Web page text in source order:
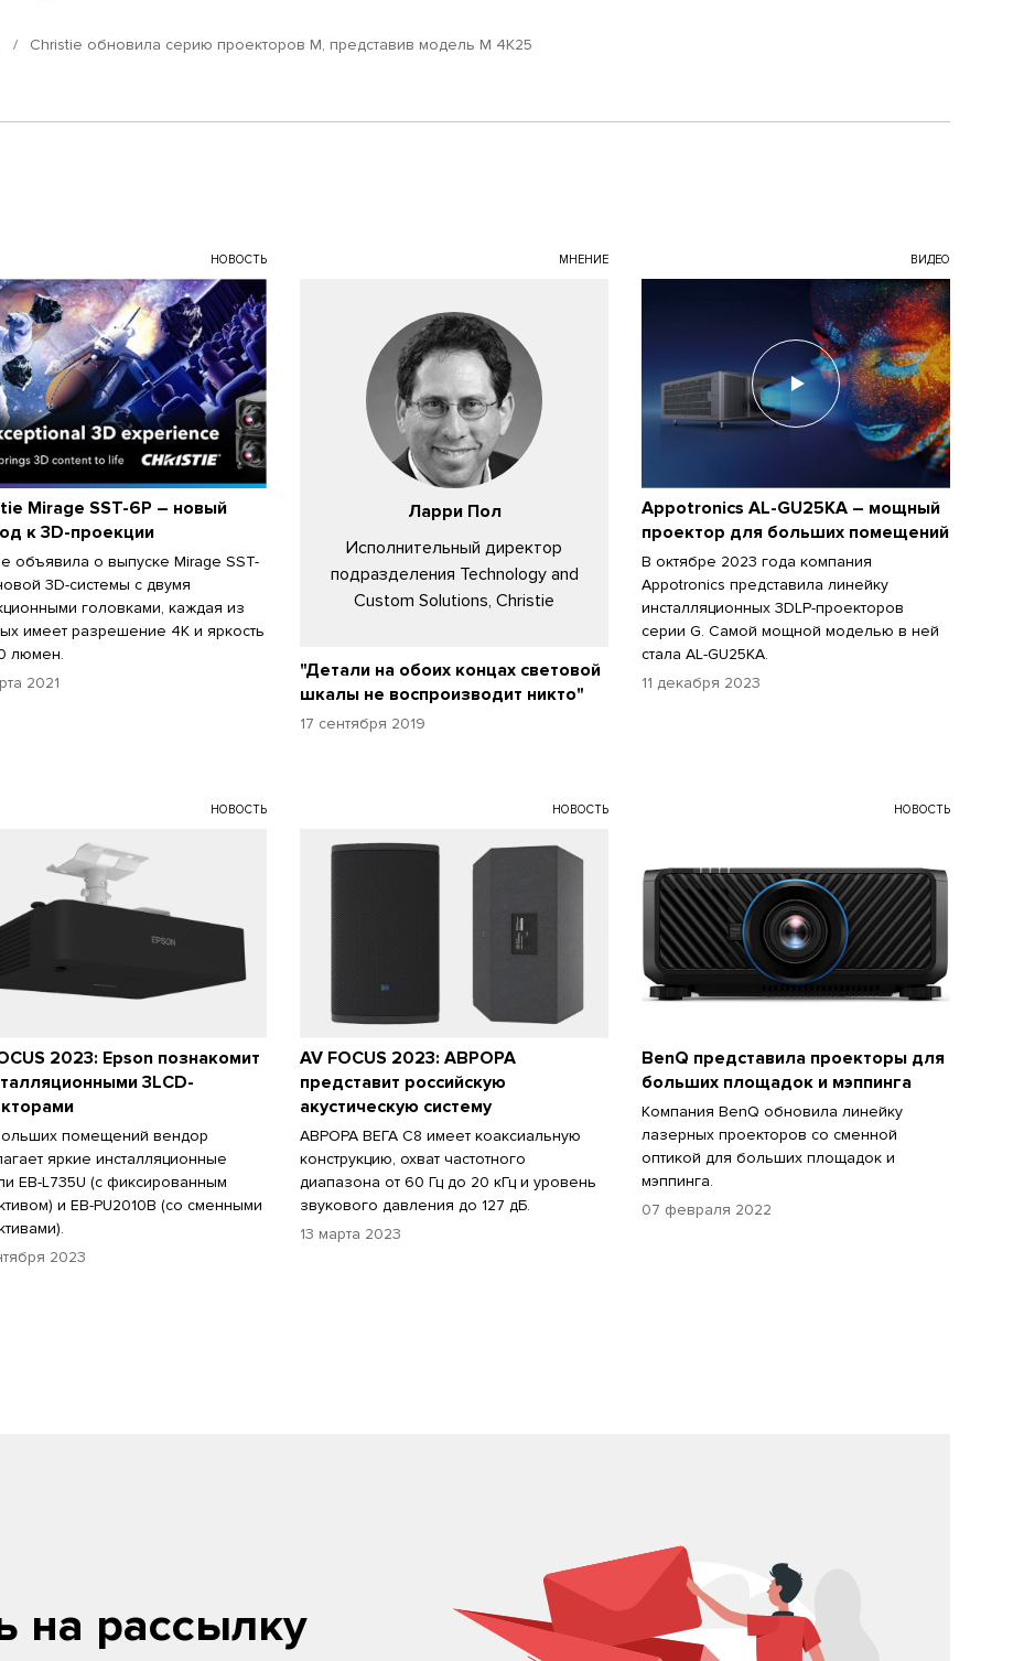
Christie обновила серию проекторов M, представив модель M 4K25
НОВОСТЬ
Mirage SST-6P – новый
к 3D-проекции
объявила о выпуске Mirage SST-
3D-системы с двумя
головками, каждая из
имеет разрешение 4K и яркость
люмен.
2021
МНЕНИЕ
Ларри Пол
Исполнительный директор
подразделения Technology and
Custom Solutions, Christie
"Детали на обоих концах световой
шкалы не воспроизводит никто"
17 сентября 2019
ВИДЕО
Appotronics AL-GU25KA – мощный
проектор для больших помещений
В октябре 2023 года компания
Appotronics представила линейку
инсталляционных 3DLP-проекторов
серии G. Самой мощной моделью в ней
стала AL-GU25KA.
11 декабря 2023
НОВОСТЬ
2023: Epson познакомит
3LCD-
помещений вендор
яркие инсталляционные
EB-L735U (с фиксированным
и EB-PU2010B (со сменными
2023
НОВОСТЬ
AV FOCUS 2023: АВРОРА
представит российскую
акустическую систему
АВРОРА ВЕГА С8 имеет коаксиальную
конструкцию, охват частотного
диапазона от 60 Гц до 20 кГц и уровень
звукового давления до 127 дБ.
13 марта 2023
НОВОСТЬ
BenQ представила проекторы для
больших площадок и мэппинга
Компания BenQ обновила линейку
лазерных проекторов со сменной
оптикой для больших площадок и
мэппинга.
07 февраля 2022
на рассылку